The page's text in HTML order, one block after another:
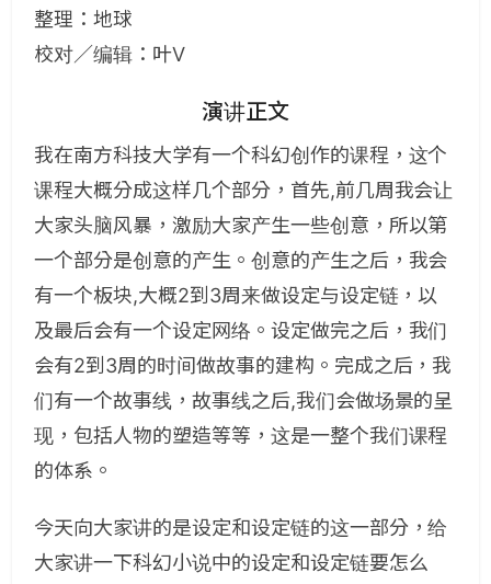
整理：地球
校对／编辑：叶V
演讲正文
我在南方科技大学有一个科幻创作的课程，这个
课程大概分成这样几个部分，首先,前几周我会让
大家头脑风暴，激励大家产生一些创意，所以第
一个部分是创意的产生。创意的产生之后，我会
有一个板块,大概2到3周来做设定与设定链，以
及最后会有一个设定网络。设定做完之后，我们
会有2到3周的时间做故事的建构。完成之后，我
们有一个故事线，故事线之后,我们会做场景的呈
现，包括人物的塑造等等，这是一整个我们课程
的体系。
今天向大家讲的是设定和设定链的这一部分，给
大家讲一下科幻小说中的设定和设定链要怎么